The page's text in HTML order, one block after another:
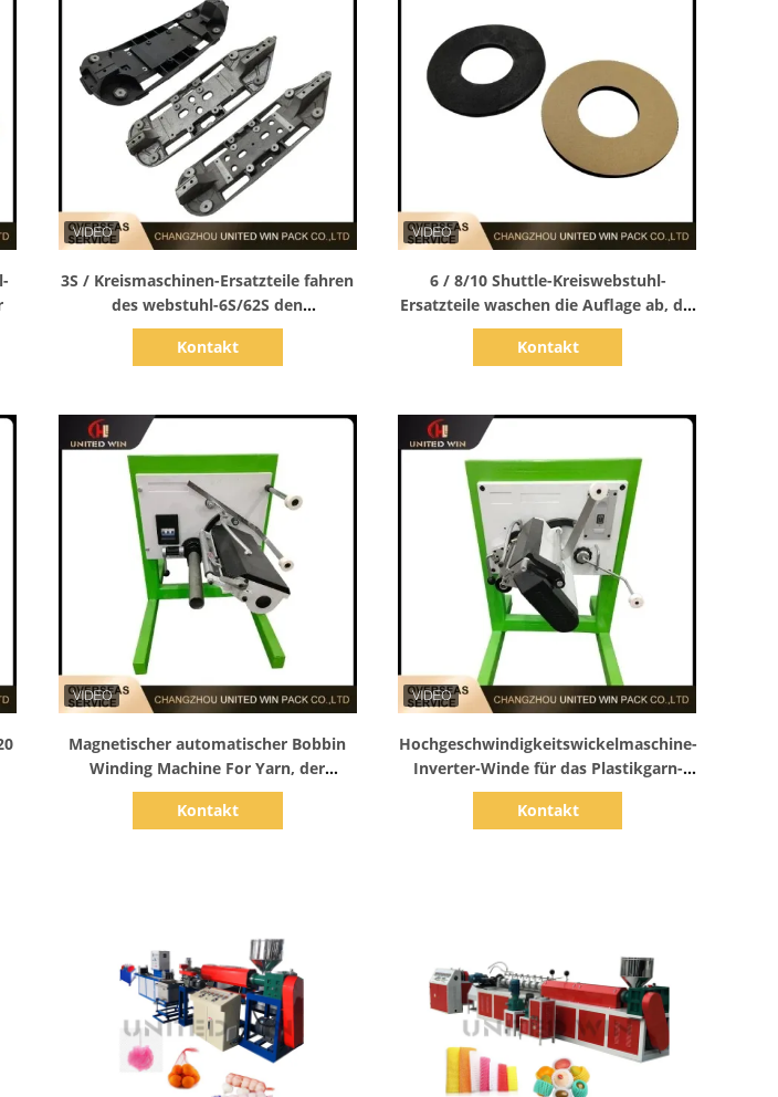
3S / Kreismaschinen-Ersatzteile fahren
des webstuhl-6S/62S den
kundengerechten Körper hin- und her
Kontakt
6 / 8/10 Shuttle-Kreiswebstuhl-
Ersatzteile waschen die Auflage ab, die
105mm mit Seitenverkleidung
zusammenbringt
Kontakt
Magnetischer automatischer Bobbin
Winding Machine For Yarn, der
Verdrängungs-Linie ausdehnt
Kontakt
Hochgeschwindigkeitswickelmaschine-
Inverter-Winde für das Plastikgarn-
Ausdehnen
Kontakt